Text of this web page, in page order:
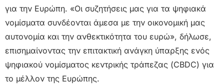
για την Ευρώπη. «Οι συζητήσεις μας για τα ψηφιακά
νομίσματα συνδέονται άμεσα με την οικονομική μας
αυτονομία και την ανθεκτικότητα του ευρώ», δήλωσε,
επισημαίνοντας την επιτακτική ανάγκη ύπαρξης ενός
ψηφιακού νομίσματος κεντρικής τράπεζας (CBDC) για
το μέλλον της Ευρώπης.